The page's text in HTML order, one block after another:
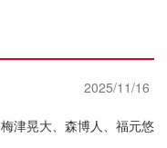
2025/11/16
津晃大、森博人、福元悠